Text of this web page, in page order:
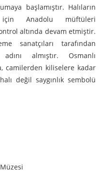
başlamıştır. Halıların
için Anadolu müftüleri
altında devam etmiştir.
sanatçıları tarafından
almıştır. Osmanlı
camilerden kiliselere kadar
değil saygınlık sembolü